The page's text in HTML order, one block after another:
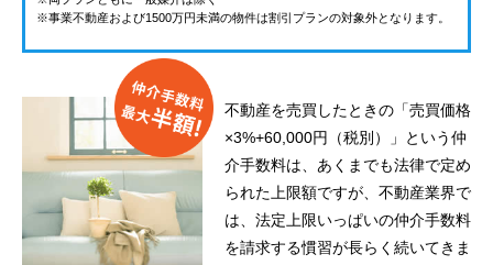
※事業不動産および1500万円未満の物件は割引プランの対象外となります。
不動産を売買したときの「売買価格
×3%+60,000円（税別）」という仲
介手数料は、あくまでも法律で定め
られた上限額ですが、不動産業界で
は、法定上限いっぱいの仲介手数料
を請求する慣習が長らく続いてきま